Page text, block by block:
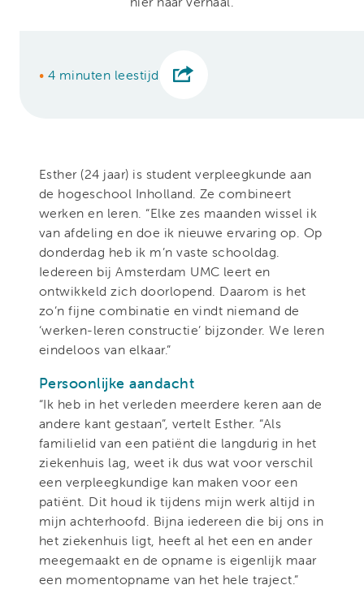
• 4 minuten leestijd
Esther (24 jaar) is student verpleegkunde aan
de hogeschool Inholland. Ze combineert
werken en leren. “Elke zes maanden wissel ik
van afdeling en doe ik nieuwe ervaring op. Op
donderdag heb ik m’n vaste schooldag.
Iedereen bij Amsterdam UMC leert en
ontwikkeld zich doorlopend. Daarom is het
zo’n fijne combinatie en vindt niemand de
‘werken-leren constructie’ bijzonder. We leren
eindeloos van elkaar.”
Persoonlijke aandacht
“Ik heb in het verleden meerdere keren aan de
andere kant gestaan”, vertelt Esther. “Als
familielid van een patiënt die langdurig in het
ziekenhuis lag, weet ik dus wat voor verschil
een verpleegkundige kan maken voor een
patiënt. Dit houd ik tijdens mijn werk altijd in
mijn achterhoofd. Bijna iedereen die bij ons in
het ziekenhuis ligt, heeft al het een en ander
meegemaakt en de opname is eigenlijk maar
een momentopname van het hele traject.”